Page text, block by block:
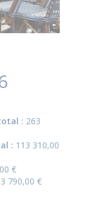
: 263
: 113 310,00
€
790,00 €